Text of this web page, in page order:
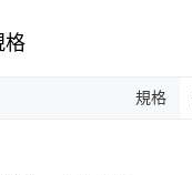
格
規格